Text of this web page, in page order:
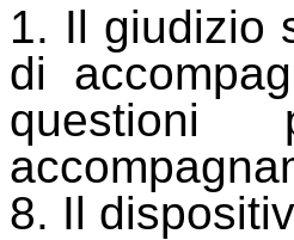
1. Il giudizio
di
8. Il